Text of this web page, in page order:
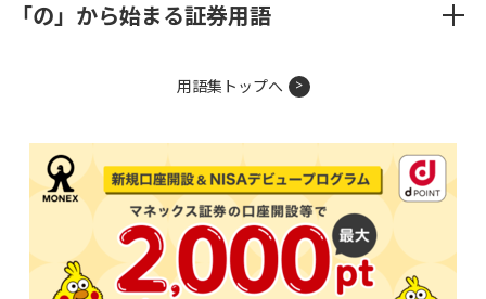
「の」から始まる証券用語
用語集トップへ